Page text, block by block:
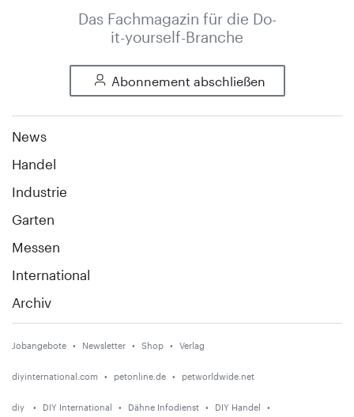
Das Fachmagazin für die Do-
it-yourself-Branche
Abonnement abschließen
News
Handel
Industrie
Garten
Messen
International
Archiv
Jobangebote Newsletter Shop Verlag
diyinternational.com petonline.de petworldwide.net
diy DIY International Dähne Infodienst DIY Handel